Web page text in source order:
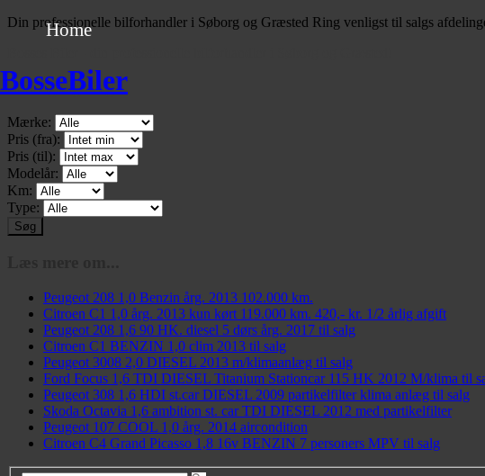
BosseBiler
Din professionelle bilforhandler i Søborg og Græsted Ring venligst til salgs
Home
Hurtigsøgning
Mærke:
Pris (fra):
Pris (til):
Modelår:
Km:
Type:
Peugeot 208 1,0 Benzin årg. 2013 102.000 km.
Citroen C1 1,0 årg. 2013 kun kørt 119.000 km. 420,- kr. 1/2 årlig afgift
Peugeot 208 1,6 90 HK. diesel 5 dørs årg. 2017 til salg
Citroen C1 BENZIN 1,0 clim 2013 til salg
Peugeot 3008 2,0 DIESEL 2013 m/klimaanlæg til salg
Ford Focus 1,6 TDI DIESEL Titanium Stationcar 115 HK 2012 M/klima til
Peugeot 308 1,6 HDI st.car DIESEL 2009 partikelfilter klima anlæg til salg
Skoda Octavia 1,6 ambition st. car TDI DIESEL 2012 med partikelfilter
Peugeot 107 COOL 1,0 årg. 2014 aircondition
Citroen C4 Grand Picasso 1,8 16v BENZIN 7 personers MPV til salg